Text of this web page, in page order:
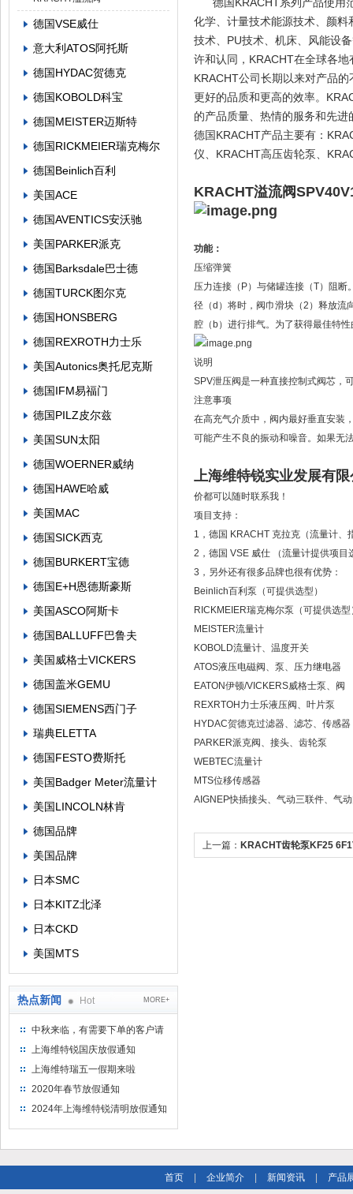
德国VSE威仕
意大利ATOS阿托斯
德国HYDAC贺德克
德国KOBOLD科宝
德国MEISTER迈斯特
德国RICKMEIER瑞克梅尔
德国Beinlich百利
美国ACE
德国AVENTICS安沃驰
美国PARKER派克
德国Barksdale巴士德
德国TURCK图尔克
德国HONSBERG
德国REXROTH力士乐
美国Autonics奥托尼克斯
德国IFM易福门
德国PILZ皮尔兹
美国SUN太阳
德国WOERNER威纳
德国HAWE哈威
美国MAC
德国SICK西克
德国BURKERT宝德
德国E+H恩德斯豪斯
美国ASCO阿斯卡
德国BALLUFF巴鲁夫
美国威格士VICKERS
德国盖米GEMU
德国SIEMENS西门子
瑞典ELETTA
德国FESTO费斯托
美国Badger Meter流量计
美国LINCOLN林肯
德国品牌
美国品牌
日本SMC
日本KITZ北泽
日本CKD
美国MTS
热点新闻 Hot MORE+
中秋来临，有需要下单的客户请
提前下单
上海维特锐国庆放假通知
上海维特瑞五一假期来啦
2020年春节放假通知
2024年上海维特锐清明放假通知
化学、计量技术能源技术、颜
技术、PU技术、机床、风能设
许和认同，KRACHT在全球各
KRACHT公司长期以来对产品
更好的品质和更高的效率。
的产品质量、热情的服务和先
德国KRACHT产品主要有：
仪、KRACHT高压齿轮泵、
KRACHT溢流阀
功能：
压缩弹簧
压力连接（P）与储罐连接（T）阻
径（d）将时，阀巾滑块（2）释放流
腔（b）进行排气。为了获得最佳特
说明
SPV泄压阀是一种直接控制式阀芯，
注意事项
在高充气介质中，阀内最好垂直安装
可能产生不良的振动和噪音。如果无
上海维特锐实业发展有限
价都可以随时联系我！
项目支持：
1，德国 KRACHT 克拉克（流量计
2，德国 VSE 威仕 （流量计提供项
3，另外还有很多品牌也很有优势：
Beinlich百利泵（可提供选型）
RICKMEIER瑞克梅尔泵（可提供选型
MEISTER流量计
KOBOLD流量计、温度开关
ATOS液压电磁阀、泵、压力继电器
EATON伊顿/VICKERS威格士泵、阀
REXRTOH力士乐液压阀、叶片泵
HYDAC贺德克过滤器、滤芯、传感器
PARKER派克阀、接头、齿轮泵
WEBTEC流量计
MTS位移传感器
AIGNEP快插接头、气动三联件、气
上一篇： KRACHT齿轮泵KF25
首页 企业简介 新闻资讯 产品